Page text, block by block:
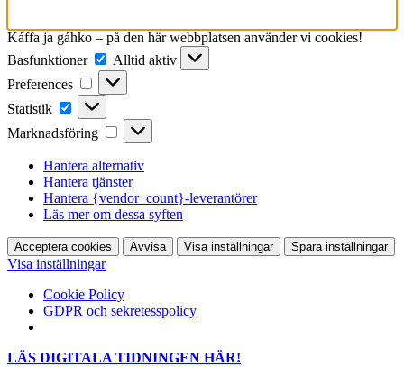
Káffa ja gáhko – på den här webbplatsen använder vi cookies!
Basfunktioner
Basfunktioner
Alltid aktiv
Preferences
Preferences
Statistik Statistik
Marknadsföring Marknadsföring
Hantera alternativ
Hantera tjänster
Hantera {vendor_count}-leverantörer
Läs mer om dessa syften
Acceptera cookies Avvisa Visa inställningar Spara inställningar
Visa inställningar
Cookie Policy
GDPR och sekretesspolicy
LÄS DIGITALA TIDNINGEN HÄR!